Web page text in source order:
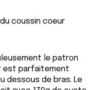
coussin coeur
le patron
est parfaitement
dessous de bras. Le